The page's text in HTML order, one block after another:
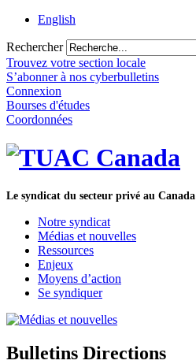
English
Rechercher
Trouvez votre section locale
S’abonner à nos cyberbulletins
Connexion
Bourses d'études
Coordonnées
Le syndicat du secteur privé au Canada
Notre syndicat
Médias et nouvelles
Ressources
Enjeux
Moyens d’action
Se syndiquer
Bulletins Directions